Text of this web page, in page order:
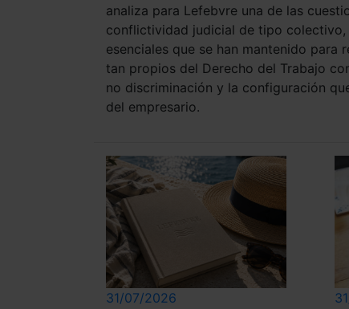
analiza para Lefebvre una de las
conflictividad judicial de tipo
esenciales que se han mantenido
tan propios del Derecho del Trabajo
no discriminación y la configuración
del empresario.
31/07/2026